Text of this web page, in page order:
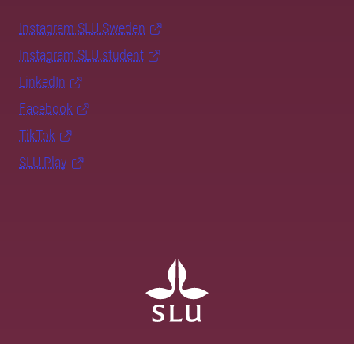
Instagram SLU.Sweden
Instagram SLU.student
LinkedIn
Facebook
TikTok
SLU Play